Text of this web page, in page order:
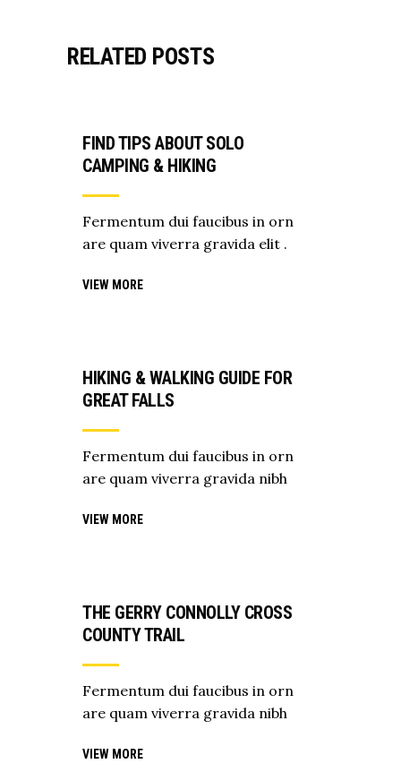
RELATED POSTS
FIND TIPS ABOUT SOLO
CAMPING & HIKING
Fermentum dui faucibus in orn
are quam viverra gravida elit .
VIEW MORE
HIKING & WALKING GUIDE FOR
GREAT FALLS
Fermentum dui faucibus in orn
are quam viverra gravida nibh
VIEW MORE
THE GERRY CONNOLLY CROSS
COUNTY TRAIL
Fermentum dui faucibus in orn
are quam viverra gravida nibh
VIEW MORE